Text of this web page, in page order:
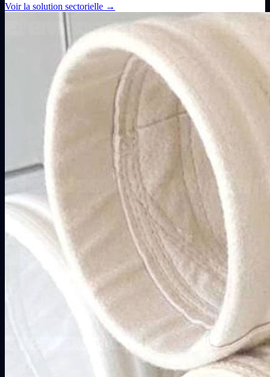
Voir la solution sectorielle →